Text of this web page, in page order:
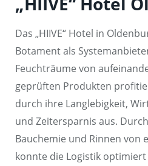
Das „HIIVE“ Hotel in
Botament als
Feuchträume von
geprüften Produkten
durch ihre Langlebigkeit,
und Zeitersparnis aus.
Bauchemie und Rinnen von
konnte die Logistik